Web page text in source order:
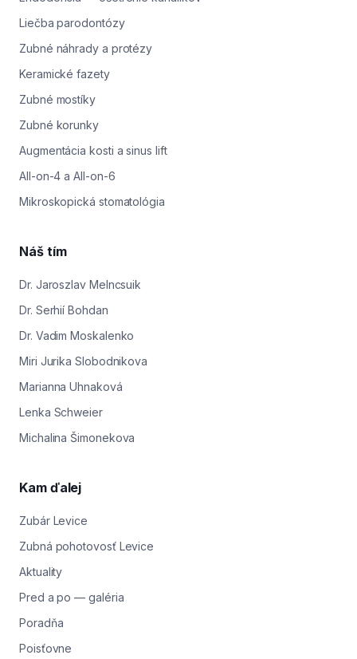
Liečba parodontózy
Zubné náhrady a protézy
Keramické fazety
Zubné mostíky
Zubné korunky
Augmentácia kosti a sinus lift
All-on-4 a All-on-6
Mikroskopická stomatológia
Náš tím
Dr. Jaroszlav Melncsuik
Dr. Serhií Bohdan
Dr. Vadim Moskalenko
Miri Jurika Slobodnikova
Marianna Uhnaková
Lenka Schweier
Michalina Šimonekova
Kam ďalej
Zubár Levice
Zubná pohotovosť Levice
Aktuality
Pred a po — galéria
Poradňa
Poisťovne